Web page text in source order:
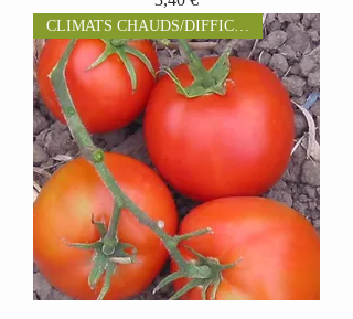
CLIMATS CHAUDS/DIFFICILES